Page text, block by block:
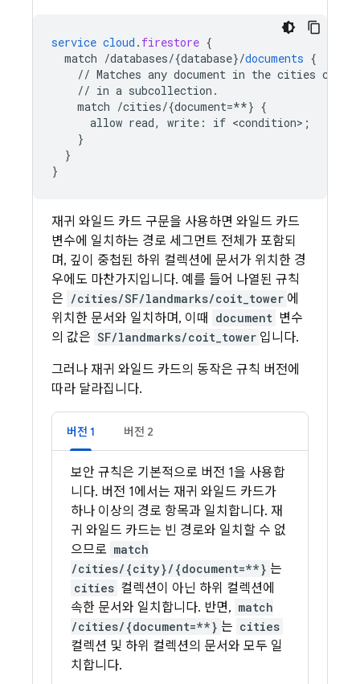
service cloud . firestore {
match /databases/{database}/documents {
// Matches any document in the cities
// in a subcollection.
match /cities/{document=**} {
allow read, write : if <condition> ;
}
}
}
재귀 와일드 카드 구문을 사용하면 와일드 카드
변수에 일치하는 경로 세그먼트 전체가 포함되
며, 깊이 중첩된 하위 컬렉션에 문서가 위치한 경
우에도 마찬가지입니다. 예를 들어 나열된 규칙
은 /cities/SF/landmarks/coit_tower 에
위치한 문서와 일치하며, 이때
document 변수
의 값은 SF/landmarks/coit_tower 입니다.
그러나 재귀 와일드 카드의 동작은 규칙 버전에
따라 달라집니다.
버전 1 버전 2
보안 규칙은 기본적으로 버전 1을 사용합
니다. 버전 1에서는 재귀 와일드 카드가
하나 이상의 경로 항목과 일치합니다. 재
귀 와일드 카드는 빈 경로와 일치할 수 없
으므로 match
/cities/{city}/{document=**} 는
cities 컬렉션이 아닌 하위 컬렉션에
속한 문서와 일치합니다. 반면, match
/cities/{document=**} 는 cities
컬렉션 및 하위 컬렉션의 문서와 모두 일
치합니다.